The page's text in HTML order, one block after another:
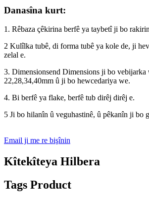
Danasîna kurt:
1. Rêbaza çêkirina berfê ya taybetî ji bo
2 Kulîlka tubê, di forma tubê ya kole de, ji
zelal e.
3. Dimensionsend Dimensions ji bo vebijarka
22,28,34,40mm û ji bo hewcedariya we.
4. Bi berfê ya flake, berfê tub dirêj dirêj e.
5 Ji bo hilanîn û veguhastinê, û pêkanîn ji bo
Email ji me re bişînin
Kîtekîteya Hilbera
Tags Product